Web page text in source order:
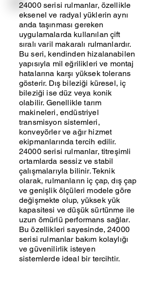
24000 serisi rulmanlar, özellikle
eksenel ve radyal yüklerin aynı
anda taşınması gereken
uygulamalarda kullanılan çift
sıralı varil makaralı rulmanlardır.
Bu seri, kendinden hizalanabilen
yapısıyla mil eğrilikleri ve montaj
hatalarına karşı yüksek tolerans
gösterir. Dış bileziği küresel, iç
bileziği ise düz veya konik
olabilir. Genellikle tarım
makineleri, endüstriyel
transmisyon sistemleri,
konveyörler ve ağır hizmet
ekipmanlarında tercih edilir.
24000 serisi rulmanlar, titreşimli
ortamlarda sessiz ve stabil
çalışmalarıyla bilinir. Teknik
olarak, rulmanların iç çap, dış çap
ve genişlik ölçüleri modele göre
değişmekte olup, yüksek yük
kapasitesi ve düşük sürtünme ile
uzun ömürlü performans sağlar.
Bu özellikleri sayesinde, 24000
serisi rulmanlar bakım kolaylığı
ve güvenilirlik isteyen
sistemlerde ideal bir tercihtir.